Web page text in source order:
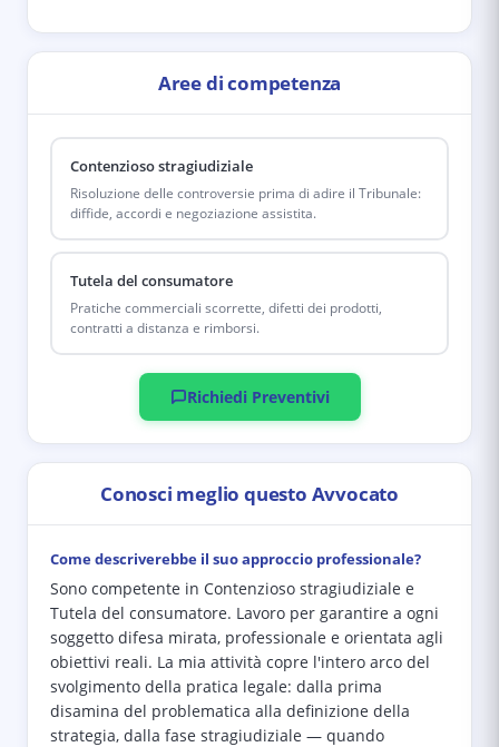
Aree di competenza
Contenzioso stragiudiziale
Risoluzione delle controversie prima di adire il Tribunale:
diffide, accordi e negoziazione assistita.
Tutela del consumatore
Pratiche commerciali scorrette, difetti dei prodotti,
contratti a distanza e rimborsi.
Richiedi Preventivi
Conosci meglio questo Avvocato
Come descriverebbe il suo approccio professionale?
Sono competente in Contenzioso stragiudiziale e
Tutela del consumatore. Lavoro per garantire a ogni
soggetto difesa mirata, professionale e orientata agli
obiettivi reali. La mia attività copre l'intero arco del
svolgimento della pratica legale: dalla prima
disamina del problematica alla definizione della
strategia, dalla fase stragiudiziale — quando